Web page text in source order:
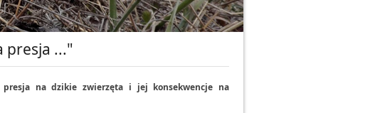
presja ..."
presja na dzikie zwierzęta i jej konsekwencje na